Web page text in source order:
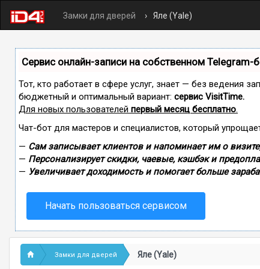
Замки для дверей Яле (Yale)
Сервис онлайн-записи на собственном Telegram-
Тот, кто работает в сфере услуг, знает — без ведения
бюджетный и оптимальный вариант: сервис VisitTime.
Для новых пользователей первый месяц бесплатно.
Чат-бот для мастеров и специалистов, который
— Сам записывает клиентов и напоминает им о
— Персонализирует скидки, чаевые, кэшбэк и
— Увеличивает доходимость и помогает больше
Начать пользоваться сервисом
Замки для дверей Яле (Yale)